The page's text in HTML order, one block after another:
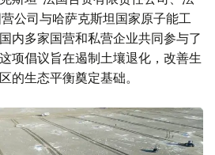
公司与哈萨克斯坦国家原子能工
内多家国营和私营企业共同参与了
项倡议旨在遏制土壤退化，改善生
的生态平衡奠定基础。